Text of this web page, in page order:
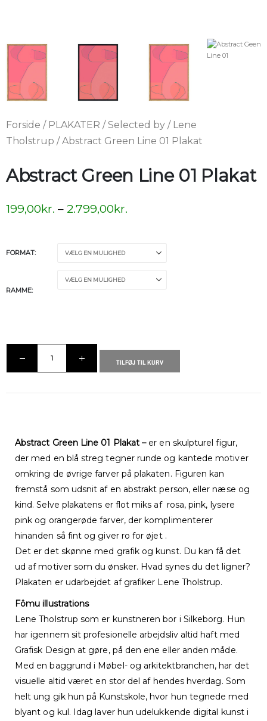
Forside / PLAKATER /Selected by / Lene
Tholstrup / Abstract Green Line 01 Plakat
Abstract Green Line 01 Plakat
199,00kr. – 2.799,00kr.
FORMAT
RAMME
TILFØJ TIL KURV
Abstract Green Line 01 Plakat –er en skulpturel figur,
der med en blå streg tegner runde og kantede motiver
omkring de øvrige farver på plakaten. Figuren kan
fremstå som udsnit af en abstrakt person, eller næse og
kind. Selve plakatens er flot miks af rosa, pink, lysere
pink og orangerøde farver, der komplimenterer
hinanden så fint og giver ro for øjet .
Det er det skønne med grafik og kunst. Du kan få det
ud af motiver som du ønsker. Hvad synes du det ligner?
Plakaten er udarbejdet af grafiker Lene Tholstrup.
Fômu illustrations
Lene Tholstrup som er kunstneren bor i Silkeborg. Hun
har igennem sit profesionelle arbejdsliv altid haft med
Grafisk Design at gøre, på den ene eller anden måde.
Med en baggrund i Møbel- og arkitektbranchen, har det
visuelle altid været en stor del af hendes hverdag. Som
helt ung gik hun på Kunstskole, hvor hun tegnede med
blyant og kul. Idag laver hun udelukkende digital kunst i